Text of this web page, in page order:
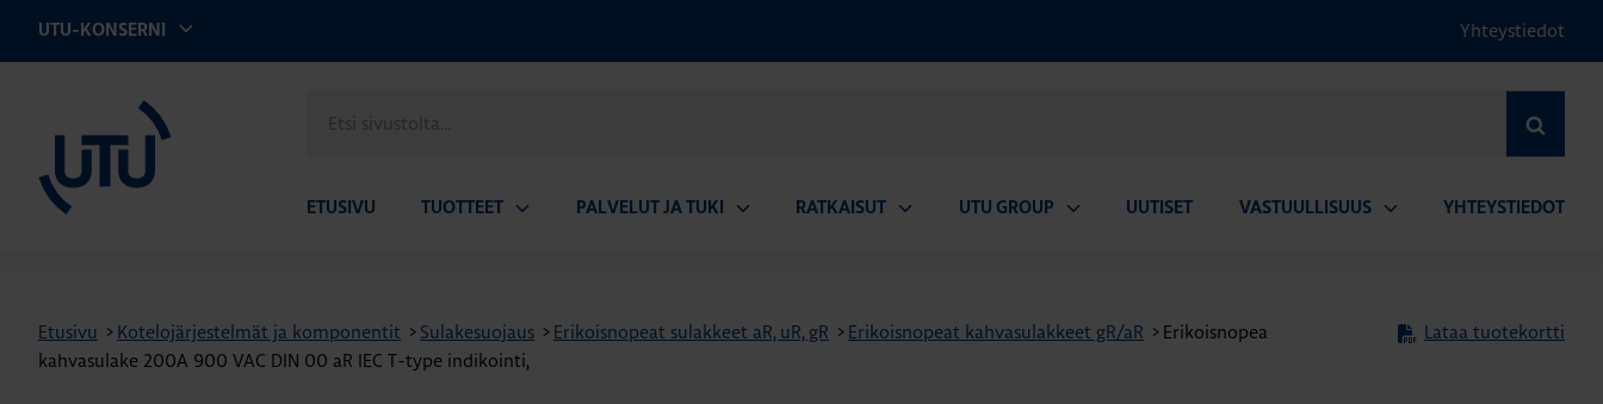
UTU-KONSERNI Yhteystiedot
sivustolta
ETUSIVU TUOTTEET PALVELUT JA TUKI RATKAISUT UTU GROUP UUTISET VASTUULLISUUS YHTEYSTIEDOT
Etusivu > Kotelojärjestelmät ja komponentit > Sulakesuojaus > Erikoisnopeat sulakkeet aR, uR, gR > Erikoisnopeat kahvasulakkeet gR/aR > Erikoisnopea
kahvasulake 200A 900 VAC DIN 00 aR IEC T-type indikointi,
Lataa tuotekortti